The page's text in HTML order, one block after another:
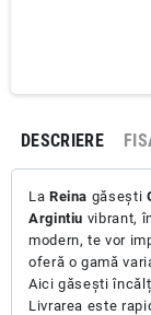
DESCRIERE
La Reina găsești
Argintiu vibrant,
modern, te vor
oferă o gamă
Aici găsești
Livrarea este